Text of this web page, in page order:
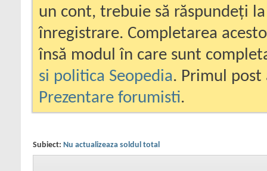
un cont, trebuie să răspundeți
înregistrare. Completarea
însă modul în care sunt
si politica Seopedia. Primul
Prezentare forumisti.
Subiect: Nu actualizeaza soldul total